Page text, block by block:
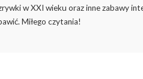
w XXI wieku oraz inne zabawy
Miłego czytania!